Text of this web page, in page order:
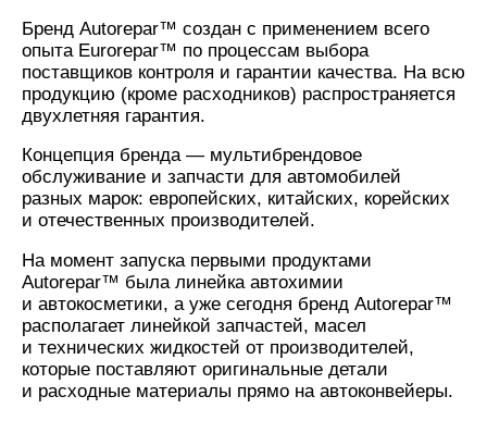
Бренд Autorepar™ создан с применением всего
опыта Eurorepar™ по процессам выбора
поставщиков контроля и гарантии качества. На всю
продукцию (кроме расходников) распространяется
двухлетняя гарантия.
Концепция бренда — мультибрендовое
обслуживание и запчасти для автомобилей
разных марок: европейских, китайских, корейских
и отечественных производителей.
На момент запуска первыми продуктами
Autorepar™ была линейка автохимии
и автокосметики, а уже сегодня бренд Autorepar™
располагает линейкой запчастей, масел
и технических жидкостей от производителей,
которые поставляют оригинальные детали
и расходные материалы прямо на автоконвейеры.